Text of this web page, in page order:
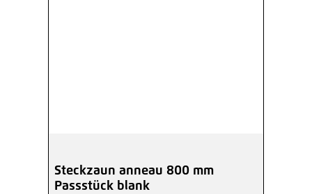
Steckzaun anneau 800 mm
Passstück blank